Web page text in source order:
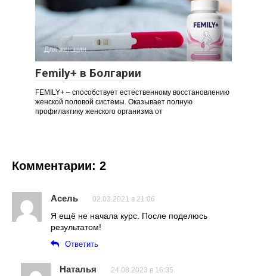
Для женщин
Femily+ в Болгарии
FEMILY+ – способствует естественному восстановлению
женской половой системы. Оказывает полную
профилактику женского организма от
Комментарии: 2
Асель 02.03.2021 в 21:06
Я ещё не начала курс. После поделюсь
результатом!
Ответить
Наталья 24.08.2023 в 16:35